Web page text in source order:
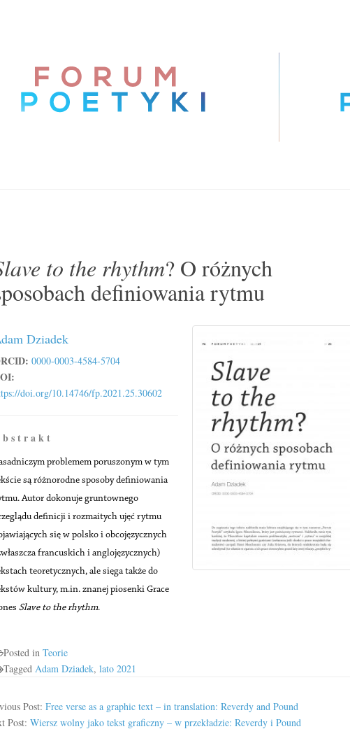
to the rhythm? O różnych
definiowania rytmu
Dziadek
0000-0003-4584-5704
doi.org/10.14746/fp.2021.25.30602
b s t r a k t
problemem poruszonym w tym
są różnorodne sposoby definiowania
Autor dokonuje gruntownego
definicji i rozmaitych ujęć rytmu
się w polsko i obcojęzycznych
francuskich i anglojęzycznych)
teoretycznych, ale sięga także do
kultury, m.in. znanej piosenki Grace
Slave to the rhythm.
Posted in Teorie
Tagged Adam Dziadek, lato 2021
Post: Free verse as a graphic text – in translation: Reverdy and Pound
Post: Wiersz wolny jako tekst graficzny – w przekładzie: Reverdy i Pound